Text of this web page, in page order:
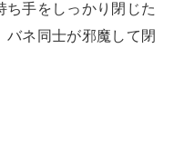
ち手をしっかり閉じた
バネ同士が邪魔して閉